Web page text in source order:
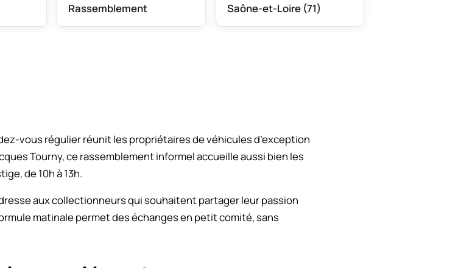
Rassemblement Saône-et-Loire (71)
vous régulier réunit les propriétaires de véhicules d’exception
Tourny, ce rassemblement informel accueille aussi bien les
de 10h à 13h.
aux collectionneurs qui souhaitent partager leur passion
matinale permet des échanges en petit comité, sans